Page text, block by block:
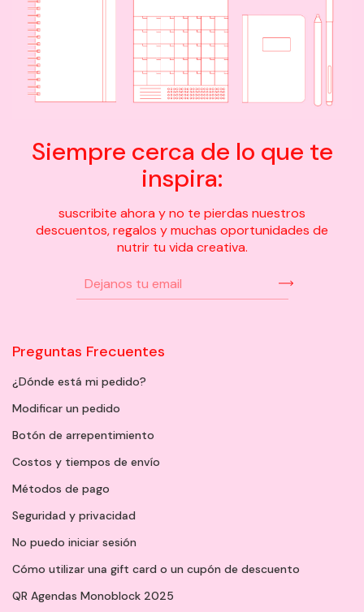
Siempre cerca de lo que te
inspira:
suscribite ahora y no te pierdas nuestros
descuentos, regalos y muchas oportunidades de
nutrir tu vida creativa.
Preguntas Frecuentes
¿Dónde está mi pedido?
Modificar un pedido
Botón de arrepentimiento
Costos y tiempos de envío
Métodos de pago
Seguridad y privacidad
No puedo iniciar sesión
Cómo utilizar una gift card o un cupón de descuento
QR Agendas Monoblock 2025